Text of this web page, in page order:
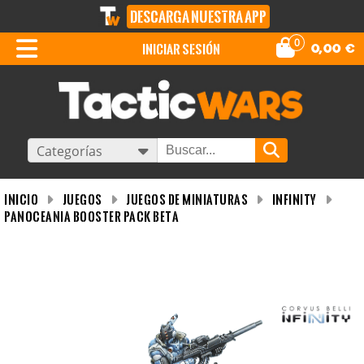
DESCARGA NUESTRA APP
0 0,00 €
iniciar sesión
Categorías
INICIO Juegos Juegos de miniaturas
Infinity
PanOceania Booster Pack Beta